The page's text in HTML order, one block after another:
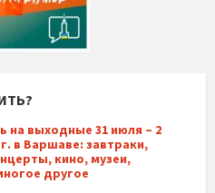
на выходные 31 июля – 2
г. в Варшаве: завтраки,
кино, музеи,
другое